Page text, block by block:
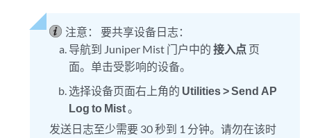
注意：
要共享设备日志：
导航到 Juniper Mist 门户中的 接入点页
面。单击受影响的设备。
选择设备页面右上角的 Utilities> Send AP
Log to Mist。
发送日志至少需要 30 秒到 1 分钟。请勿在该时